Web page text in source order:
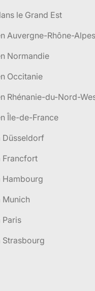
le Grand Est
Auvergne-Rhône-Alpes
Normandie
Occitanie
Rhénanie-du-Nord-
Île-de-France
Düsseldorf
Francfort
Hambourg
Munich
Paris
Strasbourg